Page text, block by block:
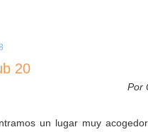
20
Por
un lugar muy